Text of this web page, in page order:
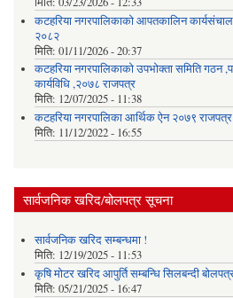
कटहरिया नगरपालिकाको आपतकालिन
२०८२
मिति: 01/11/2026 - 20:37
कटहरिया नगरपालिकाको उपभोक्ता समिति गठन
कार्यविधि ,२०७८ राजपत्र
मिति: 12/07/2025 - 11:38
कटहरिया नगरपालिका आर्थिक ऐन २०७९ राजपत्र
मिति: 11/12/2022 - 16:55
सार्वजनिक खरिद/बोलपत्र सूचना
सार्वजनिक खरिद सम्बन्धमा !
मिति: 12/19/2025 - 11:53
कृषि मोटर खरिद आपुर्ति सम्बन्धि सिलबन्दी
मिति: 05/21/2025 - 16:47